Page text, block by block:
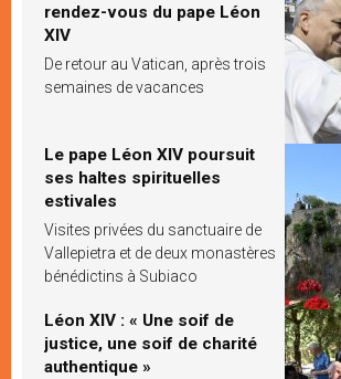
rendez-vous du pape Léon
XIV
De retour au Vatican, après trois
semaines de vacances
Le pape Léon XIV poursuit
ses haltes spirituelles
estivales
Visites privées du sanctuaire de
Vallepietra et de deux monastères
bénédictins à Subiaco
Léon XIV : « Une soif de
justice, une soif de charité
authentique »